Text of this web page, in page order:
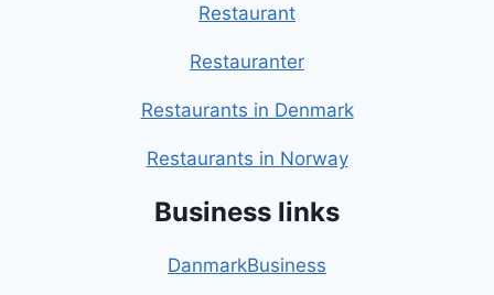
Restaurant
Restauranter
Restaurants in Denmark
Restaurants in Norway
Business links
DanmarkBusiness